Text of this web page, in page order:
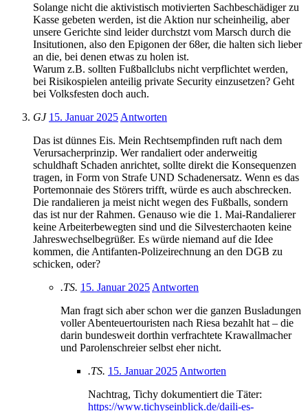
Solange nicht die aktivistisch motivierten Sachbeschädiger zu
Kasse gebeten werden, ist die Aktion nur scheinheilig, aber
unsere Gerichte sind leider durchstzt vom Marsch durch die
Insitutionen, also den Epigonen der 68er, die halten sich lieber
an die, bei denen etwas zu holen ist.
Warum z.B. sollten Fußballclubs nicht verpflichtet werden,
bei Risikospielen anteilig private Security einzusetzen? Geht
bei Volksfesten doch auch.
GJ 15. Januar 2025 Antworten
Das ist dünnes Eis. Mein Rechtsempfinden ruft nach dem
Verursacherprinzip. Wer randaliert oder anderweitig
schuldhaft Schaden anrichtet, sollte direkt die Konsequenzen
tragen, in Form von Strafe UND Schadenersatz. Wenn es das
Portemonnaie des Störers trifft, würde es auch abschrecken.
Die randalieren ja meist nicht wegen des Fußballs, sondern
das ist nur der Rahmen. Genauso wie die 1. Mai-Randalierer
keine Arbeiterbewegten sind und die Silvesterchaoten keine
Jahreswechselbegrüßer. Es würde niemand auf die Idee
kommen, die Antifanten-Polizeirechnung an den DGB zu
schicken, oder?
.TS. 15. Januar 2025 Antworten
Man fragt sich aber schon wer die ganzen Busladungen
voller Abenteuertouristen nach Riesa bezahlt hat – die
darin bundesweit dorthin verfrachtete Krawallmacher
und Parolenschreier selbst eher nicht.
.TS. 15. Januar 2025 Antworten
Nachtrag, Tichy dokumentiert die Täter:
https://www.tichyseinblick.de/daili-es-